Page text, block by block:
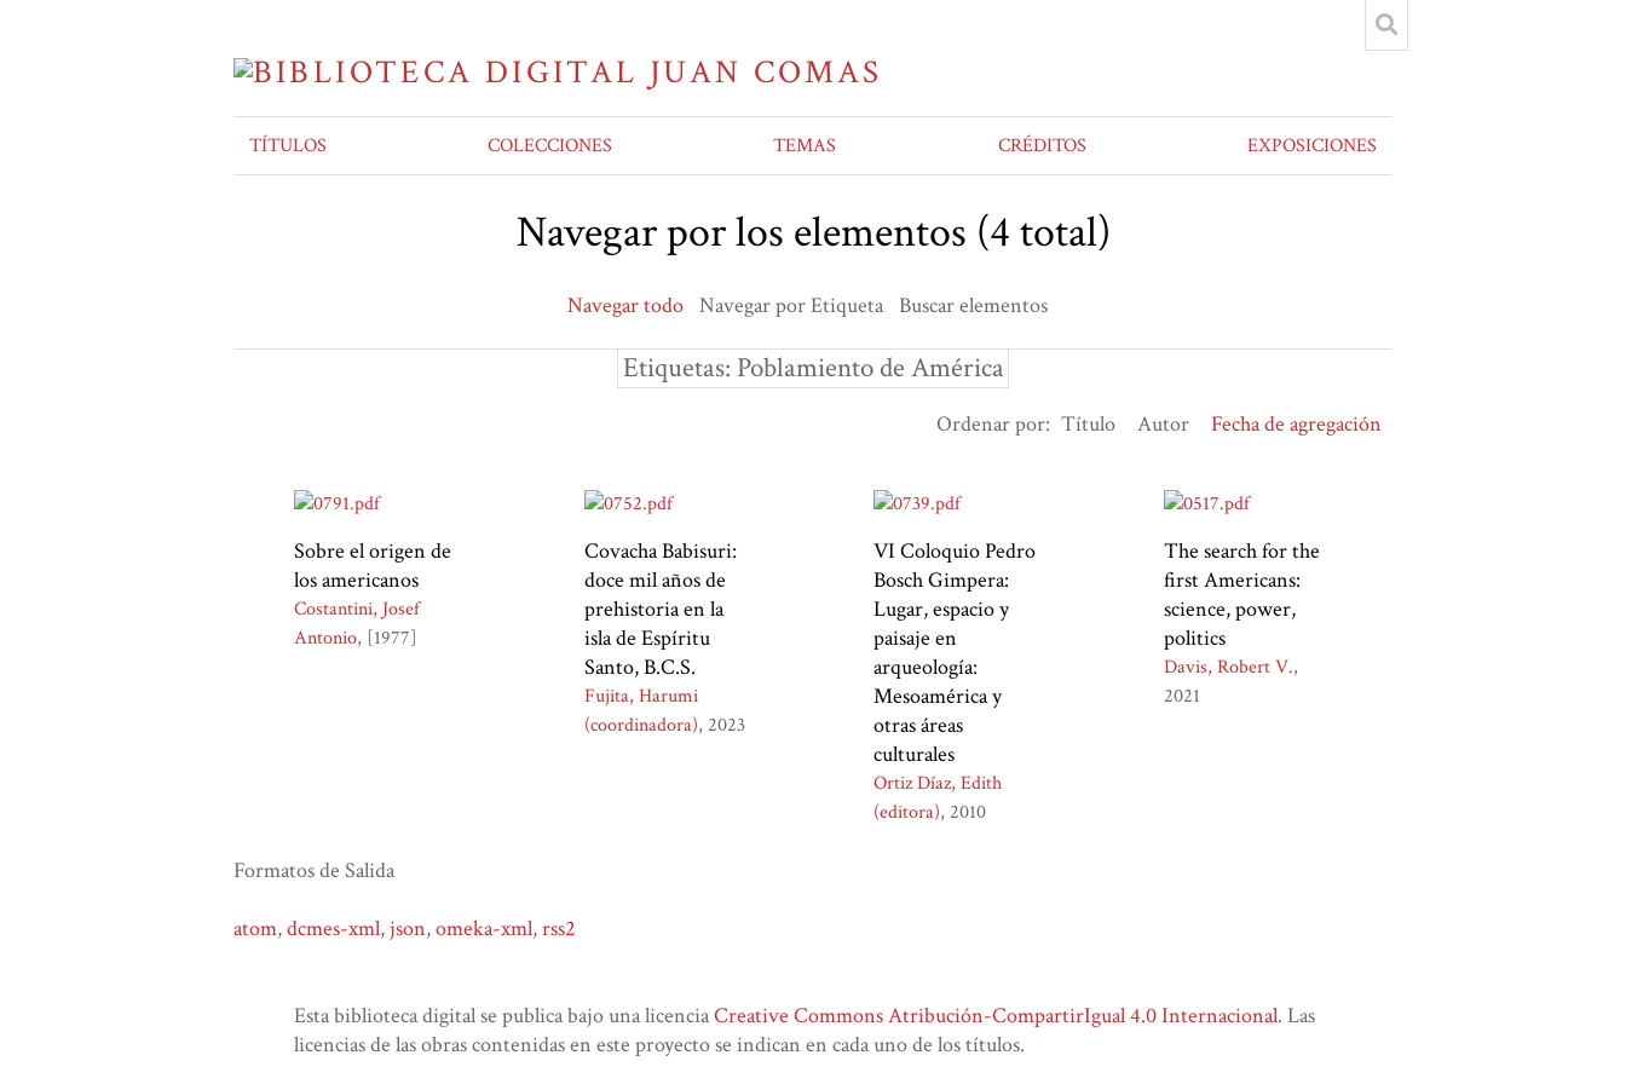
TÍTULOS COLECCIONES TEMAS CRÉDITOS EXPOSICIONES
Navegar por los elementos (4 total)
Navegar todo Navegar por Etiqueta Buscar elementos
Etiquetas: Poblamiento de América
Ordenar por: Título Autor Fecha de agregación
Sobre el origen de
los americanos
Costantini, Josef
Antonio [1977]
Covacha Babisuri:
doce mil años de
prehistoria en la
isla de Espíritu
Santo, B.C.S.
Fujita, Harumi
(coordinadora) 2023
VI Coloquio Pedro
Bosch Gimpera:
Lugar, espacio y
paisaje en
arqueología:
Mesoamérica y
otras áreas
culturales
Ortiz Díaz, Edith
(editora) 2010
The search for the
first Americans:
science, power,
politics
Davis, Robert V.
2021
Formatos de Salida
atom,dcmes-xml, json,omeka-xml,rss2
Esta biblioteca digital se publica bajo una licenciaCreative Commons Atribución-CompartirIgual 4.0 Internacional. Las
licencias de las obras contenidas en este proyecto se indican en cada uno de los títulos.